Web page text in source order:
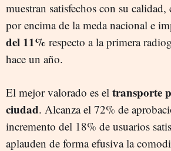
muestran satisfechos con su calidad,
por encima de la meda nacional e
del 11% respecto a la primera
hace un año.
El mejor valorado es el transporte
ciudad. Alcanza el 72% de
incremento del 18% de usuarios
aplauden de forma efusiva la